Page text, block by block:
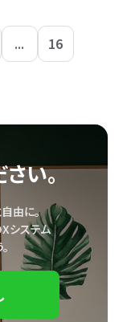
... 16
い。
由に。
システム